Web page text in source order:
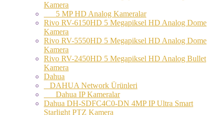
Kamera
5 MP HD Analog Kameralar
Rivo RV-6150HD 5 Megapiksel HD Analog Dome
Kamera
Rivo RV-5550HD 5 Megapiksel HD Analog Dome
Kamera
Rivo RV-2450HD 5 Megapiksel HD Analog Bullet
Kamera
Dahua
DAHUA Network Ürünleri
Dahua IP Kameralar
Dahua DH-SDFC4C0-DN 4MP IP Ultra Smart
Starlight PTZ Kamera